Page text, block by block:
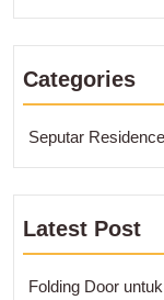
Categories
Seputar Residence
Latest Post
Folding Door